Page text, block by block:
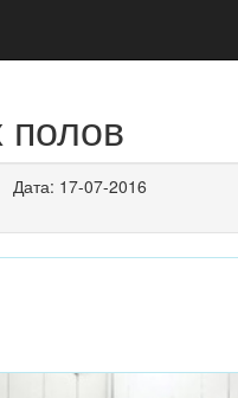
Дата: 17-07-2016